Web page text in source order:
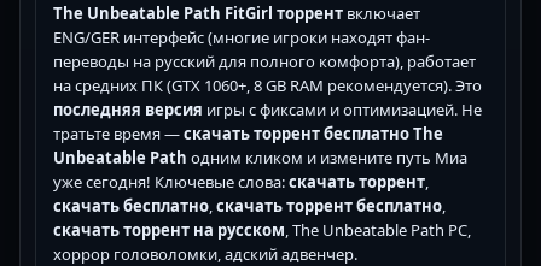
The Unbeatable Path FitGirl торрент включает
ENG/GER интерфейс (многие игроки находят фан-
переводы на русский для полного комфорта), работает
на средних ПК (GTX 1060+, 8 GB RAM рекомендуется). Это
последняя версия игры с фиксами и оптимизацией. Не
тратьте время —скачать торрент бесплатно The
Unbeatable Path одним кликом и измените путь Миа
уже сегодня! Ключевые слова:скачать торрент
скачать бесплатно скачать торрент бесплатно
скачать торрент на русском , The Unbeatable Path PC,
хоррор головоломки, адский адвенчер.